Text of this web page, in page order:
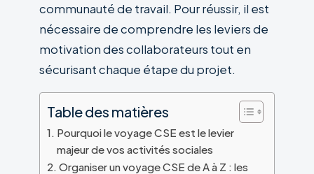
communauté de travail. Pour réussir, il est
nécessaire de comprendre les leviers de
motivation des collaborateurs tout en
sécurisant chaque étape du projet.
Table des matières
Pourquoi le voyage CSE est le levier
majeur de vos activités sociales
Organiser un voyage CSE de A à Z : les